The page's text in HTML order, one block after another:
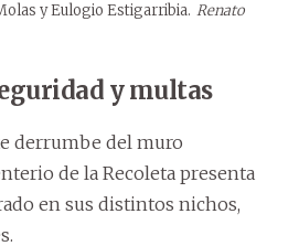
y Eulogio Estigarribia. Renato
y multas
derrumbe del muro
de la Recoleta presenta
en sus distintos nichos,